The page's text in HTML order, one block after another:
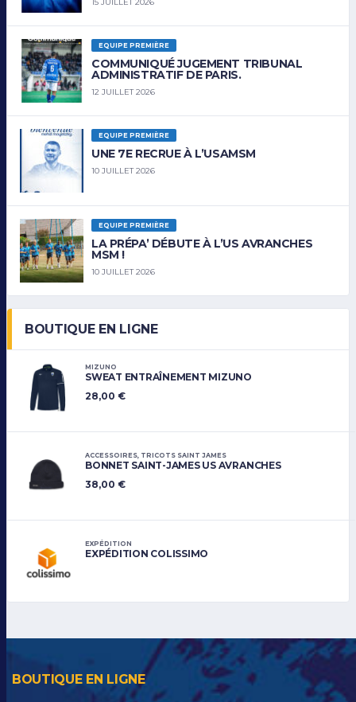
EQUIPE PREMIÈRE
COMMUNIQUÉ JUGEMENT TRIBUNAL
ADMINISTRATIF DE PARIS.
12 JUILLET 2026
EQUIPE PREMIÈRE
UNE 7E RECRUE À L’USAMSM
10 JUILLET 2026
EQUIPE PREMIÈRE
LA PRÉPA’ DÉBUTE À L’US AVRANCHES
MSM !
10 JUILLET 2026
BOUTIQUE EN LIGNE
MIZUNO
SWEAT ENTRAÎNEMENT MIZUNO
28,00 €
ACCESSOIRES TRICOTS SAINT JAMES
BONNET SAINT-JAMES US AVRANCHES
38,00 €
EXPÉDITION
EXPÉDITION COLISSIMO
BOUTIQUE EN LIGNE